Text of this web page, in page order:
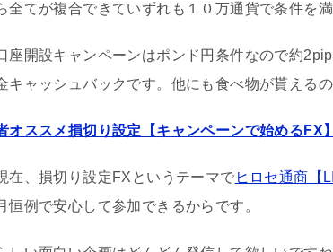
全てが複合できていずれも１０万通貨で条件を満
座開設キャンペーンはポンド円条件なので約
キャッシュバックです。他にも食べ物が貰えるの
オススメ損切り設定【キャンペーンで始めるFX】
在、損切り設定FXというテーマで ヒロセ通商【
恒例で安心して参加できるからです。